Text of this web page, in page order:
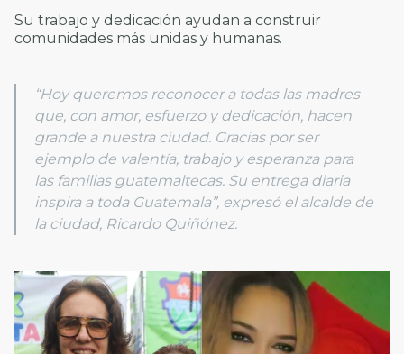
Su trabajo y dedicación ayudan a construir
comunidades más unidas y humanas.
“Hoy queremos reconocer a todas las madres
que, con amor, esfuerzo y dedicación, hacen
grande a nuestra ciudad. Gracias por ser
ejemplo de valentía, trabajo y esperanza para
las familias guatemaltecas. Su entrega diaria
inspira a toda Guatemala”, expresó el alcalde de
la ciudad, Ricardo Quiñónez.